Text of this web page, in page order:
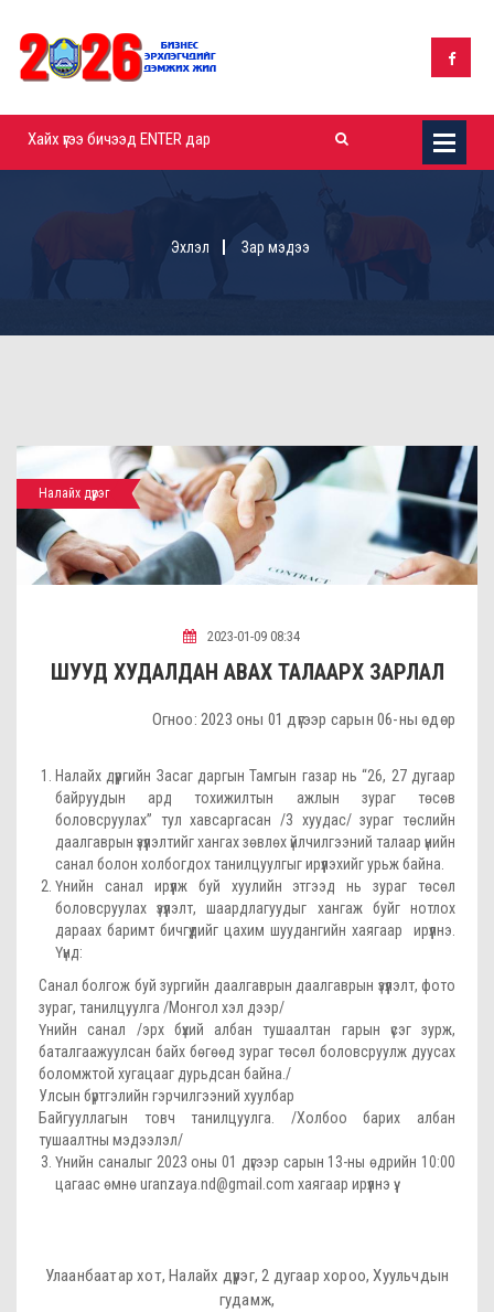
Эхлэл Зар мэдээ
Налайх дүүрэг
2023-01-09 08:34
ШУУД ХУДАЛДАН АВАХ ТАЛААРХ ЗАРЛАЛ
Огноо: 2023 оны 01 дүгээр сарын 06-ны өдөр
Налайх дүүргийн Засаг даргын Тамгын газар нь “26, 27 дугаар
байруудын ард тохижилтын ажлын зураг төсөв
боловсруулах” тул хавсаргасан /3 хуудас/ зураг төслийн
даалгаврын үзүүлэлтийг хангах зөвлөх үйлчилгээний талаар үнийн
санал болон холбогдох танилцуулгыг ирүүлэхийг урьж байна.
Үнийн санал ирүүлж буй хуулийн этгээд нь зураг төсөл
боловсруулах үзүүлэлт, шаардлагуудыг хангаж буйг нотлох
дараах баримт бичгүүдийг цахим шуудангийн хаягаар ирүүлнэ.
Үүнд:
Санал болгож буй зургийн даалгаврын даалгаврын үзүүлэлт, фото
зураг, танилцуулга /Монгол хэл дээр/
Үнийн санал /эрх бүхий албан тушаалтан гарын үсэг зурж,
баталгаажуулсан байх бөгөөд зураг төсөл боловсруулж дуусах
боломжтой хугацааг дурьдсан байна./
Улсын бүртгэлийн гэрчилгээний хуулбар
Байгууллагын товч танилцуулга. /Холбоо барих албан
тушаалтны мэдээлэл/
Үнийн саналыг 2023 оны 01 дүгээр сарын 13-ны өдрийн 10:00
цагаас өмнөuranzaya.nd@gmail.com хаягаар ирүүлнэ үү.
Улаанбаатар хот, Налайх дүүрэг, 2 дугаар хороо, Хуульчдын
гудамж,